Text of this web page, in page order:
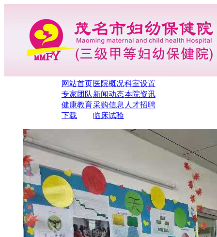
网站首页医院概况科室设置
专家团队 新闻动态本院资讯
健康教育采购信息 人才招聘
下载
临床试验